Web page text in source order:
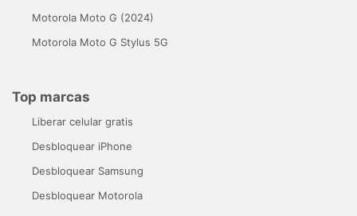
Motorola Moto G (2024)
Motorola Moto G Stylus 5G
Top marcas
Liberar celular gratis
Desbloquear iPhone
Desbloquear Samsung
Desbloquear Motorola